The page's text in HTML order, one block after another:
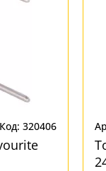
Код: 320406